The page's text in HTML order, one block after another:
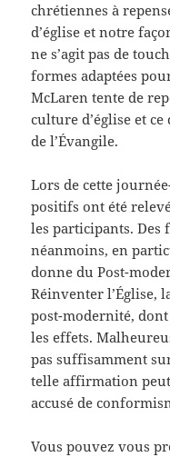
chrétiennes à
d’église et notre
ne s’agit pas de
formes adaptées
McLaren tente de
culture d’église et
de l’Évangile.
Lors de cette
positifs ont été
les participants. Des
néanmoins, en
donne du Post-
Réinventer l’Église,
post-modernité,
les effets.
pas suffisamment
telle affirmation
accusé de
Vous pouvez vous